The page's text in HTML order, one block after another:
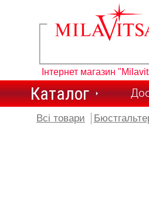
Інтернет магазин
Каталог
Всі товари